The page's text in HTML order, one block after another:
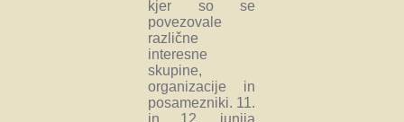
kjer so se
povezovale
različne
interesne
skupine,
organizacije in
posamezniki. 11.
in 12. junija